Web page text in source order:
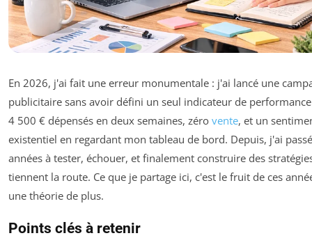
En 2026, j'ai fait une erreur monumentale : j'ai lancé une
publicitaire sans avoir défini un seul indicateur de
4 500 € dépensés en deux semaines, zéro vente, et un
existentiel en regardant mon tableau de bord. Depuis, j'ai
années à tester, échouer, et finalement construire des
tiennent la route. Ce que je partage ici, c'est le fruit de ces
une théorie de plus.
Points clés à retenir